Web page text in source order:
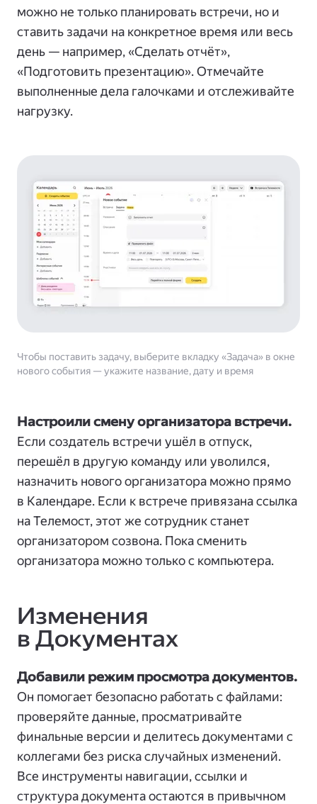
можно не только планировать встречи, но и
ставить задачи на конкретное время или весь
день — например, «Сделать отчёт»,
«Подготовить презентацию». Отмечайте
выполненные дела галочками и отслеживайте
нагрузку.
Чтобы поставить задачу, выберите вкладку «Задача» в окне
нового события — укажите название, дату и время
Настроили смену организатора встречи.
Если создатель встречи ушёл в отпуск,
перешёл в другую команду или уволился,
назначить нового организатора можно прямо
в Календаре. Если к встрече привязана ссылка
на Телемост, этот же сотрудник станет
организатором созвона. Пока сменить
организатора можно только с компьютера.
Изменения
в Документах
Добавили режим просмотра документов.
Он помогает безопасно работать с файлами:
проверяйте данные, просматривайте
финальные версии и делитесь документами с
коллегами без риска случайных изменений.
Все инструменты навигации, ссылки и
структура документа остаются в привычном